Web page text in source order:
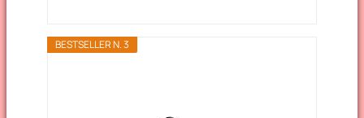
BESTSELLER N. 3